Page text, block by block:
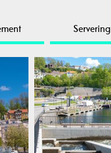
Servering